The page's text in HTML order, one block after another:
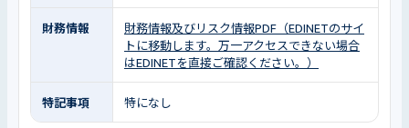
財務情報
財務情報及びリスク情報PDF（EDINETのサイ
トに移動します。万一アクセスできない場合
はEDINETを直接ご確認ください。）
特記事項 特になし